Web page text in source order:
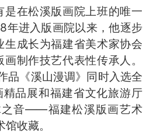
在松溪版画院上班的唯一
年进入版画院以来，他逐步
生成长为福建省美术家协会
制作技艺代表性传承人。
品《溪山漫调》同时入选全
精品展和福建省文化旅游厅
之音——福建松溪版画艺术
收藏。